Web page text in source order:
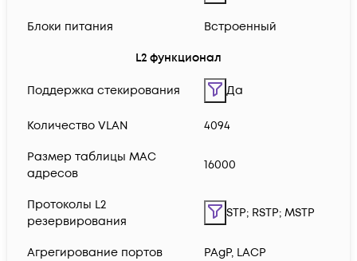
Блоки питания Встроенный
L2 функционал
Поддержка стекирования Да
Количество VLAN 4094
Размер таблицы MAC
адресов
16000
Протоколы L2
резервирования
STP; RSTP; MSTP
Агрегирование портов PAgP, LACP